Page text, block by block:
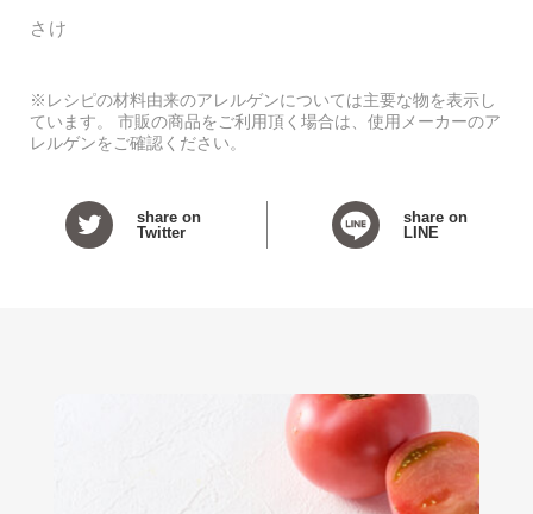
さけ
※レシピの材料由来のアレルゲンについては主要な物を表示し
ています。 市販の商品をご利用頂く場合は、使用メーカーのア
レルゲンをご確認ください。
share on
Twitter
share on
LINE